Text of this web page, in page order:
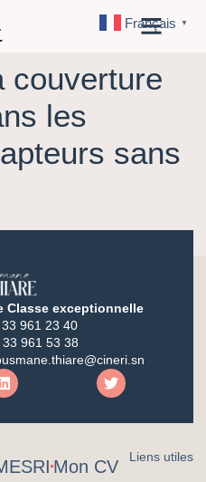
couverture
les
sans
Classe exceptionnelle
961 23 40
961 53 38
Liens utiles
Mon CV
Français ▼